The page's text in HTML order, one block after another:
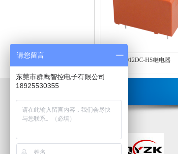
QY161F-012DC-HS继电器
请您留言
东莞市群鹰智控电子有限公司
18925530355